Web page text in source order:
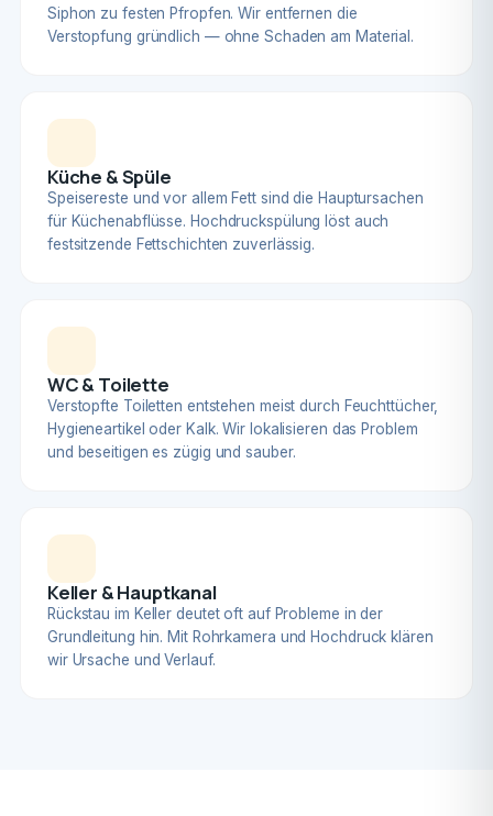
Siphon zu festen Pfropfen. Wir entfernen die
Verstopfung gründlich — ohne Schaden am Material.
Küche & Spüle
Speisereste und vor allem Fett sind die Hauptursachen
für Küchenabflüsse. Hochdruckspülung löst auch
festsitzende Fettschichten zuverlässig.
WC & Toilette
Verstopfte Toiletten entstehen meist durch Feuchttücher,
Hygieneartikel oder Kalk. Wir lokalisieren das Problem
und beseitigen es zügig und sauber.
Keller & Hauptkanal
Rückstau im Keller deutet oft auf Probleme in der
Grundleitung hin. Mit Rohrkamera und Hochdruck klären
wir Ursache und Verlauf.